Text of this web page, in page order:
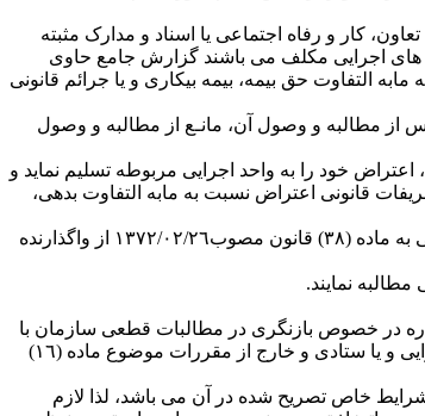
کار و رفاه اجتماعی یا اسناد و مدارک مثبته
های اجرایی مکلف می باشند گزارش جامع حاوی
التفاوت حق بیمه، بیمه بیکاری و یا جرائم قانونی
و یا تجدید نظر تشخیص مطالبات درخصوص بدهی قطعی و یا صدور مـفاصـاحساب مـوضـوع مواد (٣٧) و (٣٨) قـانون پس از مطالبه و وصول آن، مانـع از مطالبه و وصول
می بایست در اجرای ماده (٤٢) قانون ظرف سی روز از تاریخ ابلاغ، اعتراض خود را به واحد اجرایی مربوطه تسلیم نماید و
نظر خواهند‌داشت، لیکن انجام تشریفات قانونی اعتراض نسبت به مابه التفاوت بدهی،
‏تذکر ٩‏‏‏‏‏- چنانچه محاسبه مابه‌التفاوت بدهی پس‌ از صدور مفاصاحساب ماده (٣٨) قانون انجام پذیرد، مطالبه آن برابر ماده (٤) آیین‌ نامه ‌اجرایی‌ تبصره الحاقی به‌ ماده (٣٨) قانون مصوب٢٦‏‏‏‏‏‏‏‏‏‏/٠٢‏‏‏‏‏‏‏‏‏‏/١٣٧٢ از واگذارنده‌
دستورات اداری، دستورالعمل‌های صادره در خصوص بازنگری در مطالبات قطعی سازمان با
صدور این بخشنامه ابطال می گردد، لذا چنانچه مشاهده و احراز گردد از تاریخ صدور این بخشنامه تقلیل مطالبات قطعی سازمان با تشخیص واحد های اجرایی و یا ستادی و خارج از مقررات موضوع ماده (١٦)
و شرایط خاص تصریح شده در آن می باشد، لذا لازم